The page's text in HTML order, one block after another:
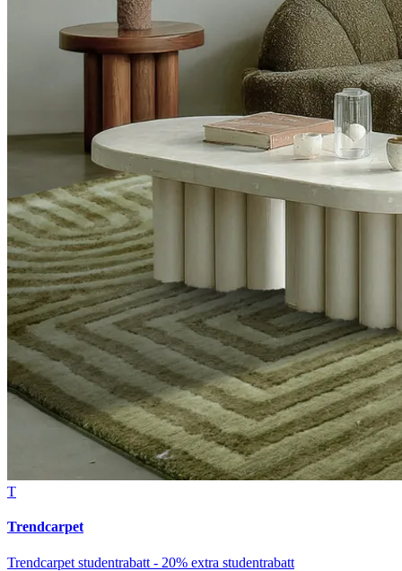
T
Trendcarpet
Trendcarpet studentrabatt - 20% extra studentrabatt